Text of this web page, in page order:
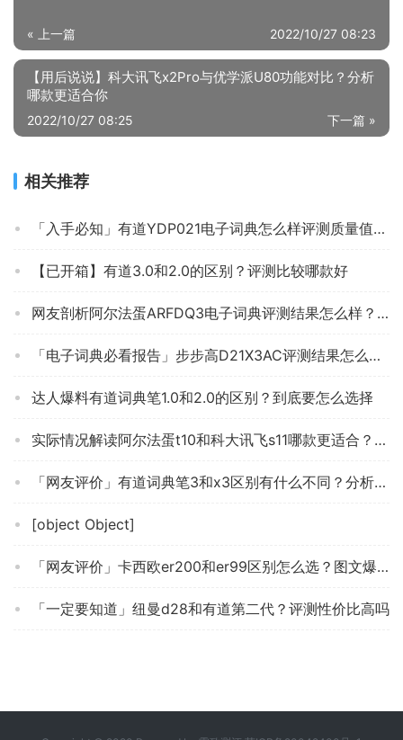
« 上一篇 2022/10/27 08:23
【用后说说】科大讯飞x2Pro与优学派U80功能对比？分析
哪款更适合你
下一篇 »
2022/10/27 08:25
相关推荐
「入手必知」有道YDP021电子词典怎么样评测质量值得买吗？
【已开箱】有道3.0和2.0的区别？评测比较哪款好
网友剖析阿尔法蛋ARFDQ3电子词典评测结果怎么样？不值得买吗？
「电子词典必看报告」步步高D21X3AC评测结果怎么样？不值得买吗？
达人爆料有道词典笔1.0和2.0的区别？到底要怎么选择
实际情况解读阿尔法蛋t10和科大讯飞s11哪款更适合？深度剖析功能区别
「网友评价」有道词典笔3和x3区别有什么不同？分析哪款更适合你
[object Object]
「网友评价」卡西欧er200和er99区别怎么选？图文爆料分析
「一定要知道」纽曼d28和有道第二代？评测性价比高吗